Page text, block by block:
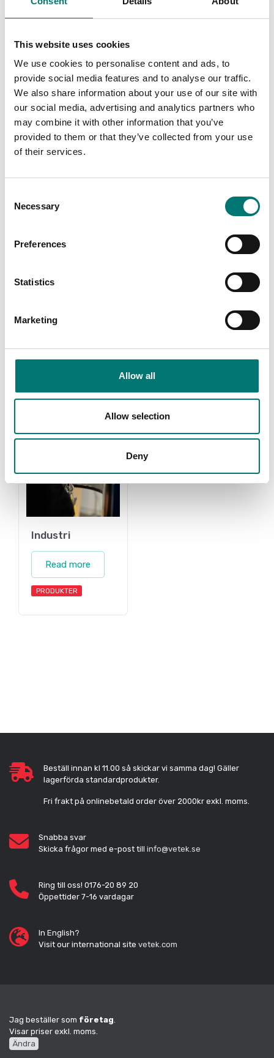
This website uses cookies
We use cookies to personalise content and ads, to
provide social media features and to analyse our traffic.
We also share information about your use of our site with
our social media, advertising and analytics partners who
may combine it with other information that you’ve
provided to them or that they’ve collected from your use
of their services.
Selection
Necessary
Preferences
Statistics
Marketing
Allow all
Allow selection
Deny
Mekaniska
Read more
PRODUKTER
hängvågar
Read more
Read more
Industri
Read more
PRODUKTER
Beställ innan kl 11.00 så skickar vi samma dag! Gäller
lagerförda standardprodukter.
Fri frakt på onlinebetald order över 2000kr exkl. moms.
Snabba svar
Skicka frågor med e-post till info@vetek.se
Ring till oss! 0176-20 89 20
Öppettider 7-16 vardagar
In English?
Visit our international site vetek.com
Jag beställer som företag
Visar priser exkl. moms.
Ändra